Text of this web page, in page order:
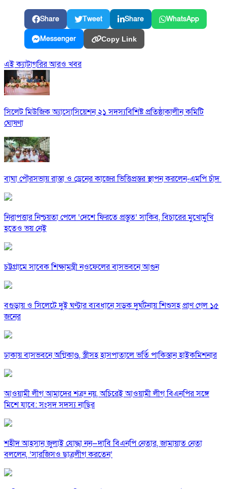
Share Tweet Share WhatsApp
Messenger Copy Link
এই ক্যাটাগরির আরও খবর
সিলেট মিউজিক অ্যাসোসিয়েশন ২১ সদস্যবিশিষ্ট প্রতিষ্ঠাকালীন কমিটি
ঘোষণা
বাঘা পৌরসভায় রাস্তা ও ড্রেনের কাজের ভিত্তিপ্রস্তর স্থাপন করলেন-এমপি চাঁদ
নিরাপত্তার নিশ্চয়তা পেলে ‘দেশে ফিরতে প্রস্তুত’ সাকিব, বিচারের মুখোমুখি
হতেও ভয় নেই
চট্টগ্রামে সাবেক শিক্ষামন্ত্রী নওফেলের বাসভবনে আগুন
বগুড়ায় ও সিলেটে দুই ঘণ্টার ব্যবধানে সড়ক দুর্ঘটনায় শিশুসহ প্রাণ গেল ১৫
জনের
ঢাকায় বাসভবনে অগ্নিকাণ্ড, স্ত্রীসহ হাসপাতালে ভর্তি পাকিস্তান হাইকমিশনার
আওয়ামী লীগ আমাদের শত্রু নয়, অচিরেই আওয়ামী লীগ বিএনপির সঙ্গে
মিশে যাবে: সংসদ সদস্য নাছির
শহীদ আহসান জুলাই যোদ্ধা নন—দাবি বিএনপি নেতার, জামায়াত নেতা
বললেন, ‘সারজিসও ছাত্রলীগ করতেন’